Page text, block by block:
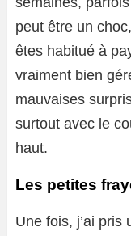
peut être un
êtes habitué à
vraiment bien
mauvaises
surtout avec le
haut.
Les petites
Une fois, j’ai pris